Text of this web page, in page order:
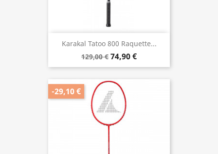
Karakal Tatoo 800 Raquette...
129,00 € 74,90 €
-29,10 €